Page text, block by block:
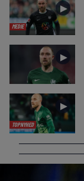
MEDIE
►
►
TOPNYHED
►